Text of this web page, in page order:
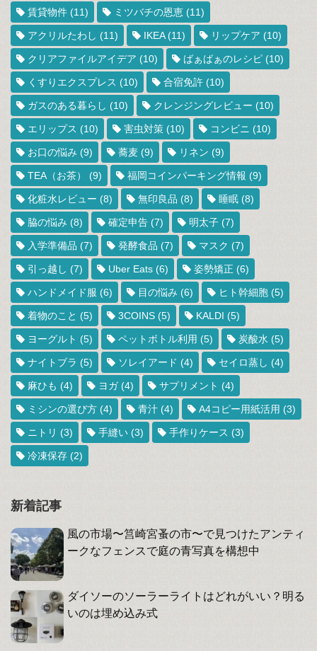
賃貸物件 (11) ミツバチの恩恵 (11)
アクリルたわし (11) IKEA(11) リップケア (10)
クリアファイルアイデア (10) ばぁばぁのレシピ (10)
くすりエクスプレス (10) 合宿免許 (10)
ガスのある暮らし (10) クレンジングレビュー (10)
エリップス (10) 害虫対策 (10) コンビニ (10)
お口の悩み (9) 蕎麦 (9) リネン (9)
TEA（お茶） (9) 福岡コインパーキング情報 (9)
化粧水レビュー (8) 無印良品 (8) 睡眠 (8)
脇の悩み (8) 確定申告 (7) 明太子 (7)
入学準備品 (7) 発酵食品 (7) マスク (7)
引っ越し (7) Uber Eats (6) 姿勢矯正 (6)
ハンドメイド服 (6) 目の悩み (6) ヒト幹細胞 (5)
着物のこと (5) 3COINS (5) KALDI (5)
ヨーグルト (5) ペットボトル利用 (5) 炭酸水 (5)
ナイトブラ (5) ソレイアード (4) セイロ蒸し (4)
麻ひも (4) ヨガ(4) サプリメント (4)
ミシンの選び方 (4) 青汁 (4) A4コピー用紙活用 (3)
ニトリ (3) 手縫い (3) 手作りケース (3)
冷凍保存 (2)
新着記事
風の市場〜筥崎宮蚤の市〜で見つけたアンティ
ークなフェンスで庭の青写真を構想中
ダイソーのソーラーライトはどれがいい？明る
いのは埋め込み式